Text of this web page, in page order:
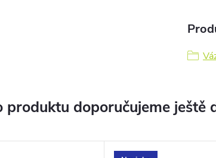
produktu doporučujeme ještě